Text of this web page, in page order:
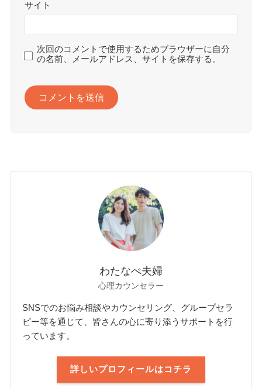
サイト
次回のコメントで使用するためブラウザーに自分
の名前、メールアドレス、サイトを保存する。
わたなべ夫婦
心理カウンセラー
SNSでのお悩み相談やカウンセリング、グループセラ
ピー等を通じて、皆さんの心に寄り添うサポートを行
っています。
詳しいプロフィールはコチラ